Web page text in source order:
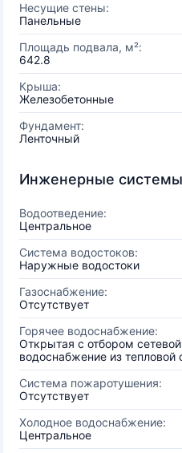
Несущие стены:
Панельные
Площадь подвала, м²:
642.8
Крыша:
Железобетонные
Фундамент:
Ленточный
Инженерные системы
Водоотведение:
Центральное
Система водостоков:
Наружные водостоки
Газоснабжение:
Отсутствует
Горячее водоснабжение:
Открытая с отбором
водоснабжение из тепловой
Система пожаротушения:
Отсутствует
Холодное водоснабжение:
Центральное